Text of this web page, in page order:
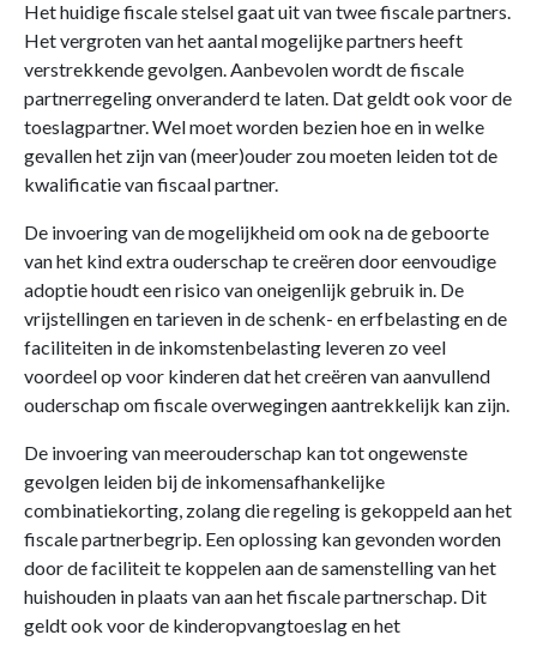
Het huidige fiscale stelsel gaat uit van twee fiscale partners.
Het vergroten van het aantal mogelijke partners heeft
verstrekkende gevolgen. Aanbevolen wordt de fiscale
partnerregeling onveranderd te laten. Dat geldt ook voor de
toeslagpartner. Wel moet worden bezien hoe en in welke
gevallen het zijn van (meer)ouder zou moeten leiden tot de
kwalificatie van fiscaal partner.
De invoering van de mogelijkheid om ook na de geboorte
van het kind extra ouderschap te creëren door eenvoudige
adoptie houdt een risico van oneigenlijk gebruik in. De
vrijstellingen en tarieven in de schenk- en erfbelasting en de
faciliteiten in de inkomstenbelasting leveren zo veel
voordeel op voor kinderen dat het creëren van aanvullend
ouderschap om fiscale overwegingen aantrekkelijk kan zijn.
De invoering van meerouderschap kan tot ongewenste
gevolgen leiden bij de inkomensafhankelijke
combinatiekorting, zolang die regeling is gekoppeld aan het
fiscale partnerbegrip. Een oplossing kan gevonden worden
door de faciliteit te koppelen aan de samenstelling van het
huishouden in plaats van aan het fiscale partnerschap. Dit
geldt ook voor de kinderopvangtoeslag en het